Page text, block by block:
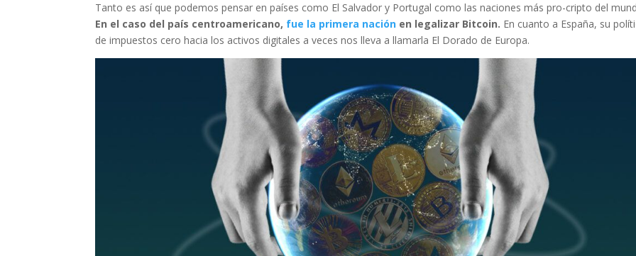
Tanto es así que podemos pensar en países como El Salvador y Portugal como las naciones más pro-cripto del
En el caso del país centroamericano, fue la primera nación en legalizar Bitcoin. En cuanto a España, su
de impuestos cero hacia los activos digitales a veces nos lleva a llamarla El Dorado de Europa.